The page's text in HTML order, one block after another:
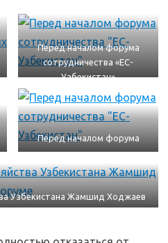
Перед началом форума
сотрудничества «ЕС-
Узбекистан»
Перед началом форума
Узбекистана Жамшид Ходжаев